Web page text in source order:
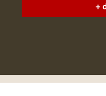
+